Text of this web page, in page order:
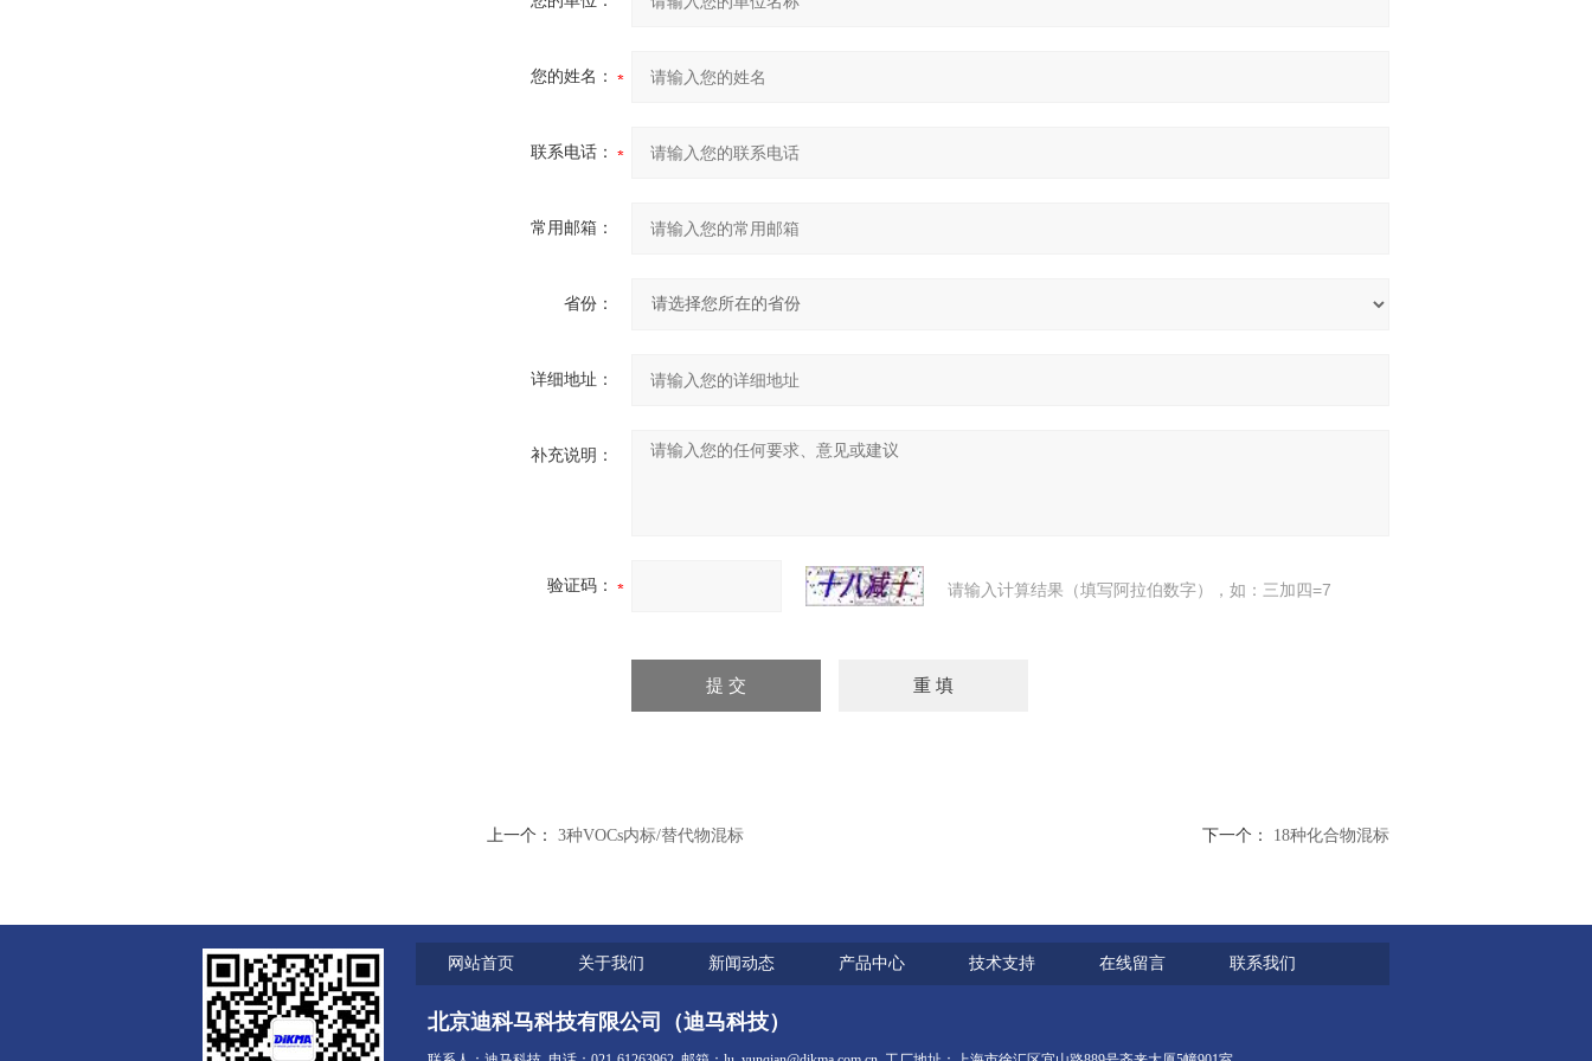
您的姓名：
联系电话：
常用邮箱：
省份：
详细地址：
补充说明：
验证码： 请输入计算结果（填写阿拉伯数字），如：三加四=7
上一个： 3种VOCs内标/替代物混标 下一个： 18种化合物混标
网站首页 关于我们 新闻动态 产品中心 技术支持 在线留言 联系我们
北京迪科马科技有限公司（迪马科技）